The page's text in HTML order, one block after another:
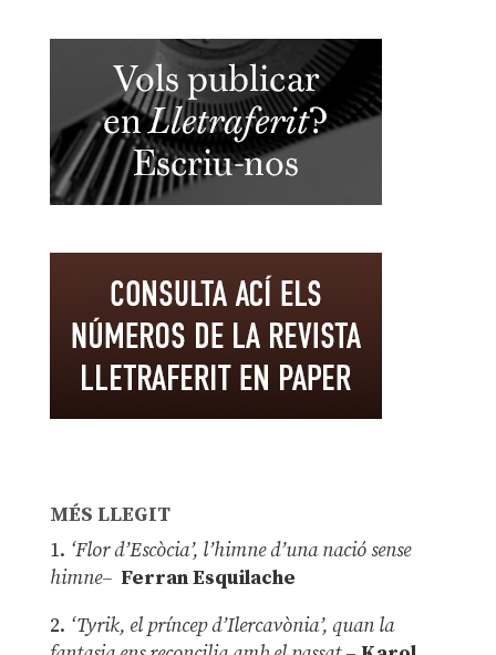
MÉS LLEGIT
1. ‘Flor d’Escòcia’, l’himne d’una nació sense
himne– Ferran Esquilache
2. ‘Tyrik, el príncep d’Ilercavònia’, quan la